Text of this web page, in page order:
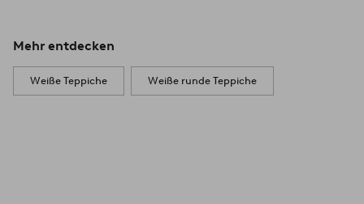
Mehr entdecken
Weiße Teppiche Weiße runde Teppiche